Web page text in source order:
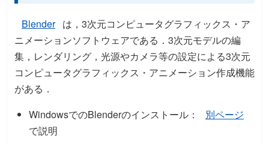
Blender は，3次元コンピュータグラフィックス・ア
ニメーションソフトウェアである．3次元モデルの編
集，レンダリング，光源やカメラ等の設定による3次元
コンピュータグラフィックス・アニメーション作成機能
がある．
WindowsでのBlenderのインストール：
別ページ
で説明